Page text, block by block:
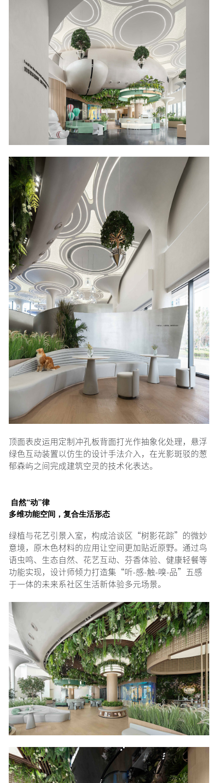
顶面表皮运用定制冲孔板背面打光作抽象化处理，悬浮
绿色互动装置以仿生的设计手法介入，在光影斑驳的葱
郁森屿之间完成建筑空灵的技术化表达。
自然“动”律
多维功能空间，复合生活形态
绿植与花艺引景入室，构成洽谈区“树影花踪”的微妙
意境，原木色材料的应用让空间更加贴近原野。通过鸟
语虫鸣、生态自然、花艺互动、芬香体验、健康轻餐等
功能实现，设计师倾力打造集“听-感-触-嗅-品”五感
于一体的未来系社区生活新体验多元场景。